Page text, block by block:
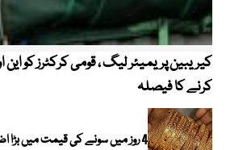
کرنے کا فیصلہ
4 روز میں سونے کی قیمت میں بڑا اضافہ